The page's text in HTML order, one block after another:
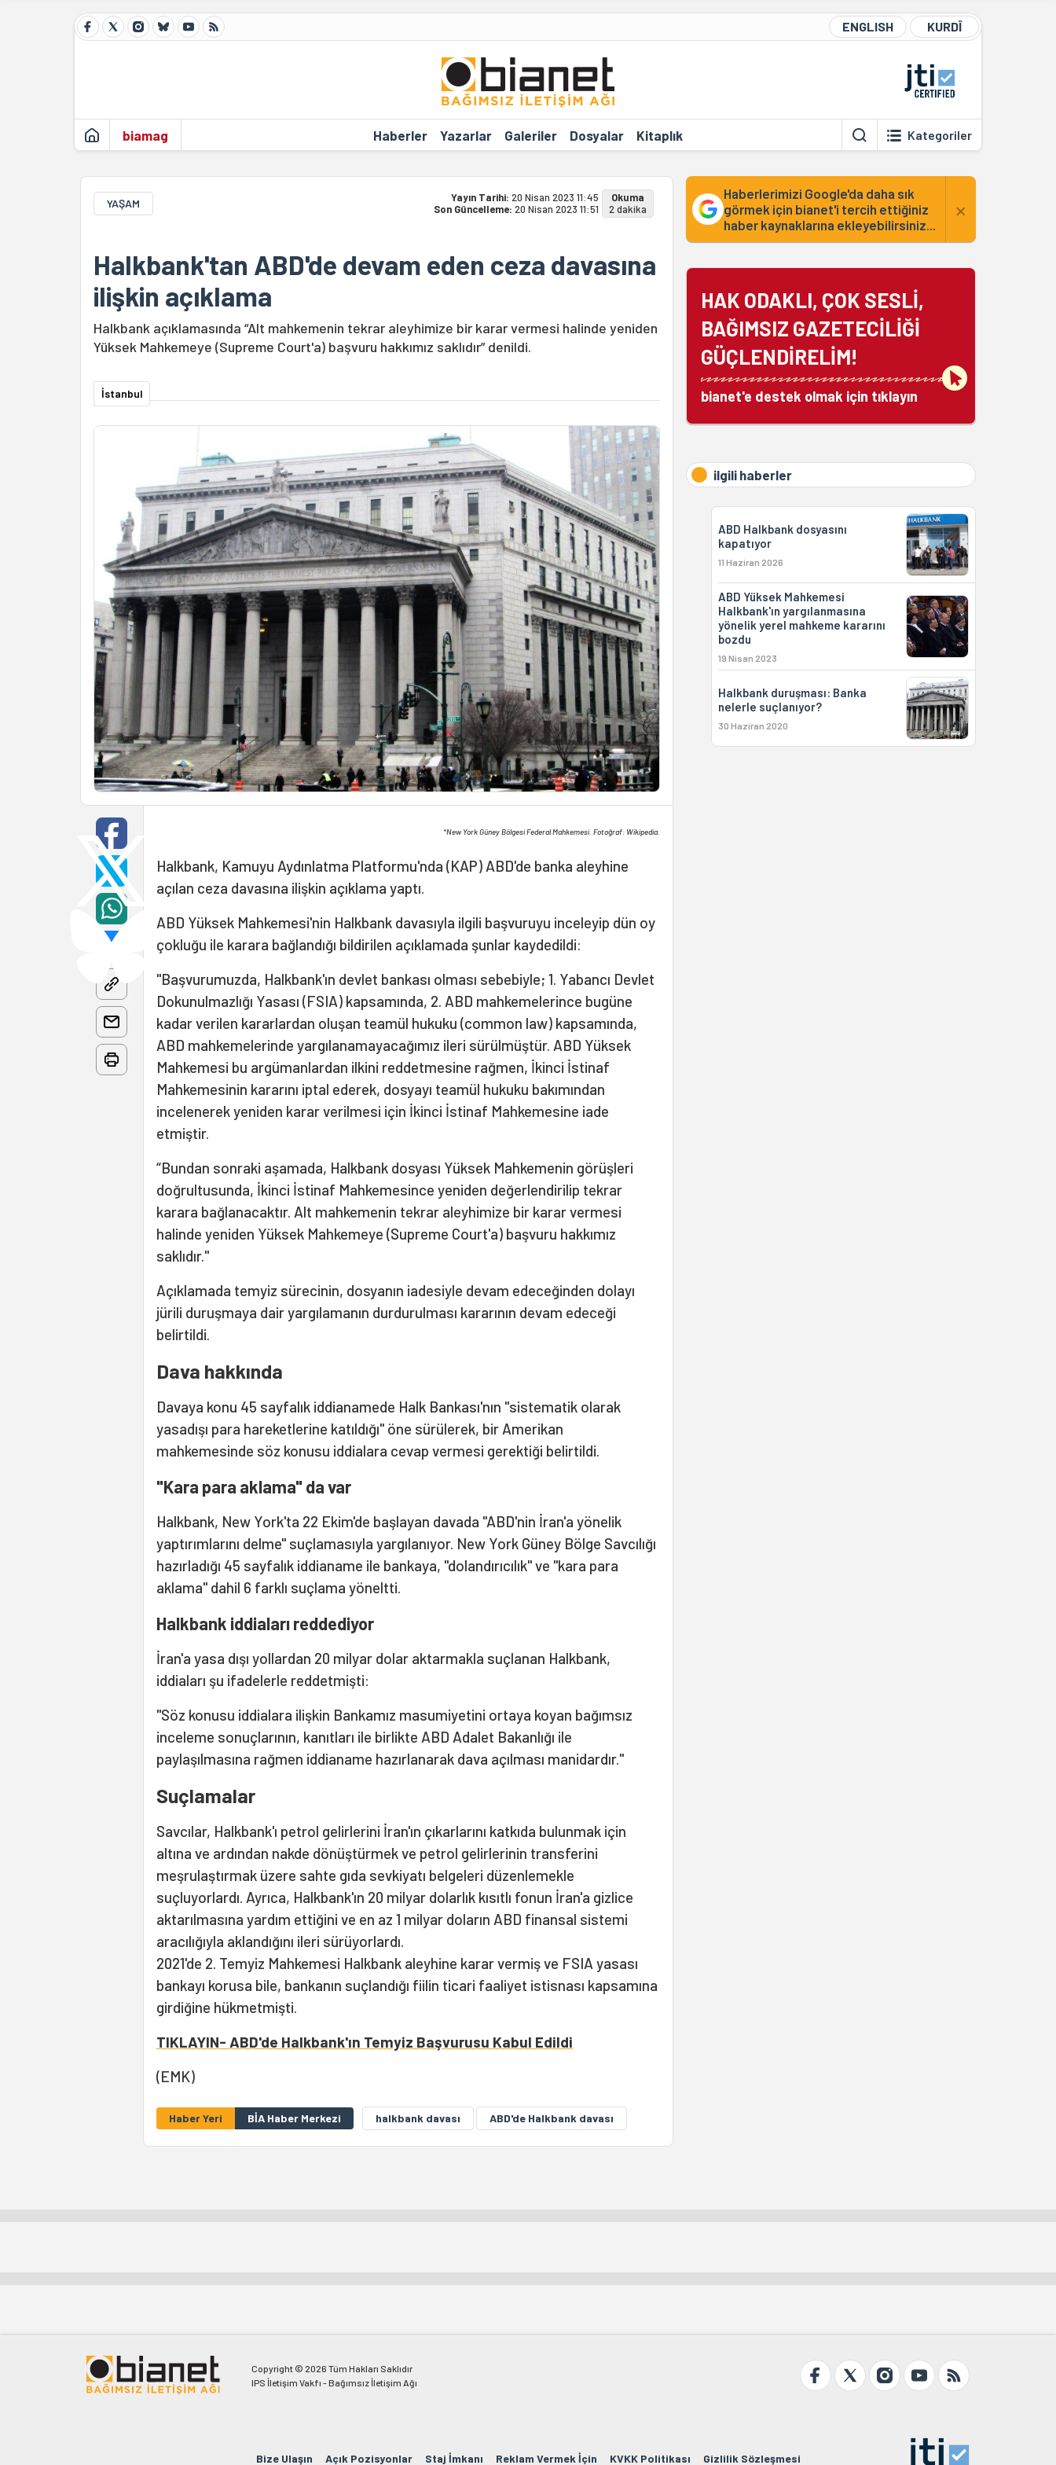
ENGLISH KURDÎ
biamag Haberler Yazarlar Galeriler Dosyalar Kitaplık Kategoriler
YAŞAM Yayın Tarihi: 20 Nisan 2023 11:45
Son Güncelleme: 20 Nisan 2023 11:51
Okuma
2 dakika
Halkbank'tan ABD'de devam eden ceza davasına
ilişkin açıklama
Halkbank açıklamasında “Alt mahkemenin tekrar aleyhimize bir karar vermesi halinde yeniden
Yüksek Mahkemeye (Supreme Court'a) başvuru hakkımız saklıdır” denildi.
İstanbul
*New York Güney Bölgesi Federal Mahkemesi. Fotoğraf: Wikipedia.
Halkbank, Kamuyu Aydınlatma Platformu'nda (KAP) ABD'de banka aleyhine
açılan ceza davasına ilişkin açıklama yaptı.
ABD Yüksek Mahkemesi'nin Halkbank davasıyla ilgili başvuruyu inceleyip dün oy
çokluğu ile karara bağlandığı bildirilen açıklamada şunlar kaydedildi:
"Başvurumuzda, Halkbank'ın devlet bankası olması sebebiyle; 1. Yabancı Devlet
Dokunulmazlığı Yasası (FSIA) kapsamında, 2. ABD mahkemelerince bugüne
kadar verilen kararlardan oluşan teamül hukuku (common law) kapsamında,
ABD mahkemelerinde yargılanamayacağımız ileri sürülmüştür. ABD Yüksek
Mahkemesi bu argümanlardan ilkini reddetmesine rağmen, İkinci İstinaf
Mahkemesinin kararını iptal ederek, dosyayı teamül hukuku bakımından
incelenerek yeniden karar verilmesi için İkinci İstinaf Mahkemesine iade
etmiştir.
“Bundan sonraki aşamada, Halkbank dosyası Yüksek Mahkemenin görüşleri
doğrultusunda, İkinci İstinaf Mahkemesince yeniden değerlendirilip tekrar
karara bağlanacaktır. Alt mahkemenin tekrar aleyhimize bir karar vermesi
halinde yeniden Yüksek Mahkemeye (Supreme Court'a) başvuru hakkımız
saklıdır."
Açıklamada temyiz sürecinin, dosyanın iadesiyle devam edeceğinden dolayı
jürili duruşmaya dair yargılamanın durdurulması kararının devam edeceği
belirtildi.
Dava hakkında
Davaya konu 45 sayfalık iddianamede Halk Bankası'nın "sistematik olarak
yasadışı para hareketlerine katıldığı" öne sürülerek, bir Amerikan
mahkemesinde söz konusu iddialara cevap vermesi gerektiği belirtildi.
"Kara para aklama" da var
Halkbank, New York'ta 22 Ekim'de başlayan davada "ABD'nin İran'a yönelik
yaptırımlarını delme" suçlamasıyla yargılanıyor. New York Güney Bölge Savcılığı
hazırladığı 45 sayfalık iddianame ile bankaya, "dolandırıcılık" ve "kara para
aklama" dahil 6 farklı suçlama yöneltti.
Halkbank iddiaları reddediyor
İran'a yasa dışı yollardan 20 milyar dolar aktarmakla suçlanan Halkbank,
iddiaları şu ifadelerle reddetmişti:
"Söz konusu iddialara ilişkin Bankamız masumiyetini ortaya koyan bağımsız
inceleme sonuçlarının, kanıtları ile birlikte ABD Adalet Bakanlığı ile
paylaşılmasına rağmen iddianame hazırlanarak dava açılması manidardır."
Suçlamalar
Savcılar, Halkbank'ı petrol gelirlerini İran'ın çıkarlarını katkıda bulunmak için
altına ve ardından nakde dönüştürmek ve petrol gelirlerinin transferini
meşrulaştırmak üzere sahte gıda sevkiyatı belgeleri düzenlemekle
suçluyorlardı. Ayrıca, Halkbank'ın 20 milyar dolarlık kısıtlı fonun İran'a gizlice
aktarılmasına yardım ettiğini ve en az 1 milyar doların ABD finansal sistemi
aracılığıyla aklandığını ileri sürüyorlardı.
2021'de 2. Temyiz Mahkemesi Halkbank aleyhine karar vermiş ve FSIA yasası
bankayı korusa bile, bankanın suçlandığı fiilin ticari faaliyet istisnası kapsamına
girdiğine hükmetmişti.
TIKLAYIN- ABD'de Halkbank'ın Temyiz Başvurusu Kabul Edildi
(EMK)
Haber Yeri BİA Haber Merkezi halkbank davası ABD'de Halkbank davası
Haberlerimizi Google'da daha sık
görmek için bianet'i tercih ettiğiniz
haber kaynaklarına ekleyebilirsiniz...
×
HAK ODAKLI, ÇOK SESLİ,
BAĞIMSIZ GAZETECİLİĞİ
GÜÇLENDİRELİM!
bianet'e destek olmak için tıklayın
ilgili haberler
ABD Halkbank dosyasını
kapatıyor
11 Haziran 2026
ABD Yüksek Mahkemesi
Halkbank'ın yargılanmasına
yönelik yerel mahkeme kararını
bozdu
19 Nisan 2023
Halkbank duruşması: Banka
nelerle suçlanıyor?
30 Haziran 2020
Copyright © 2026 Tüm Hakları Saklıdır
IPS İletişim Vakfı - Bağımsız İletişim Ağı
Bize Ulaşın Açık Pozisyonlar Staj İmkanı Reklam Vermek İçin KVKK Politikası Gizlilik Sözleşmesi